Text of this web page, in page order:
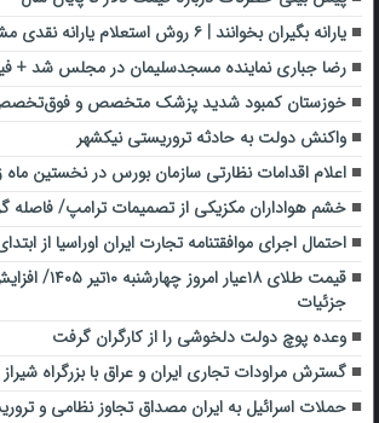
یارانه بگیران بخوانند | ۶ روش استعلام یارانه نقدی مشخص شد
رضا جباری نماینده مسجدسلیمان در مجلس شد +
خوزستان کمبود شدید پزشک متخصص و فوق‌تخصص
واکنش دولت به حادثه تروریستی نیکشهر
اعلام اقدامات نظارتی سازمان بورس در نخستین ماه
خشم هواداران مکزیکی از تصمیمات ترامپ/ فاصله
احتمال اجرای موافقتنامه تجارت ایران اوراسیا از ابتدای
قیمت طلای ۱۸عیار
جزئیات
وعده پوچ دولت دلخوشی را از کارگران گرفت
گسترش مراودات تجاری ایران و عراق با بزرگراه شیراز
حملات اسرائیل به ایران مصداق تجاوز نظامی و